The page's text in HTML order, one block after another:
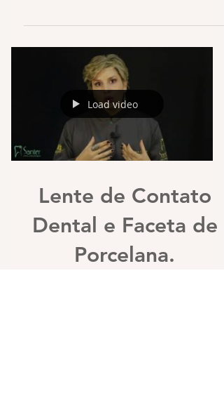
Load video
Lente de Contato
Dental e Faceta de
Porcelana.